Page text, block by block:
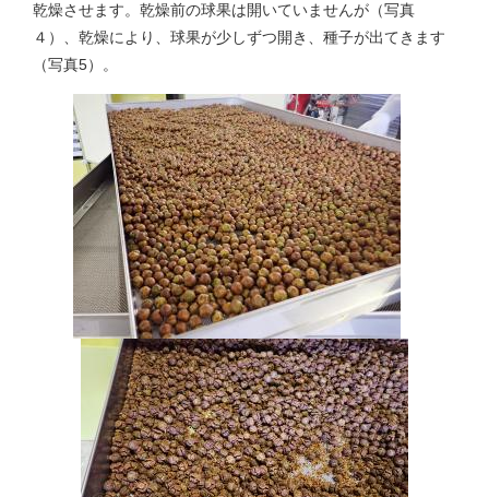
乾燥させます。乾燥前の球果は開いていませんが（写真
４）、乾燥により、球果が少しずつ開き、種子が出てきます
（写真5）。